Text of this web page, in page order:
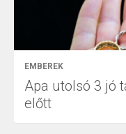
EMBEREK
Apa utolsó 3 jó
előtt